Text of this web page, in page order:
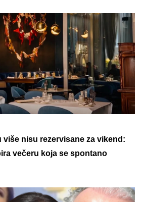
više nisu rezervisane za vikend:
večeru koja se spontano